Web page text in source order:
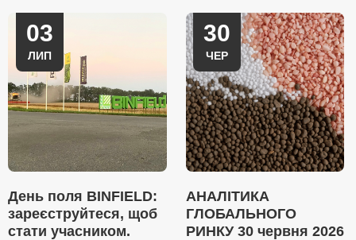
03
ЛИП
День поля BINFIELD:
зареєструйтеся, щоб
стати учасником.
30
ЧЕР
АНАЛІТИКА
ГЛОБАЛЬНОГО
РИНКУ 30 червня 2026